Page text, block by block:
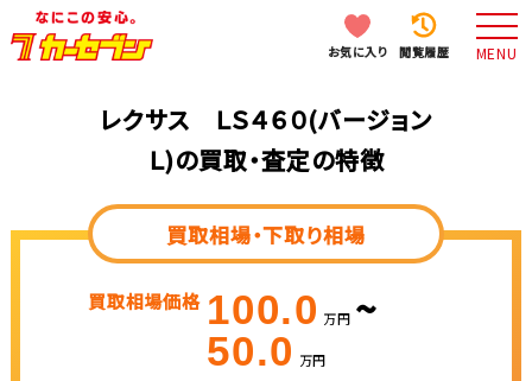
お気に入り 閲覧履歴 MENU
レクサス ＬＳ４６０(バージョン
Ｌ)の買取・査定の特徴
買取相場・下取り相場
買取相場価格 100.0 万円 ~
50.0 万円